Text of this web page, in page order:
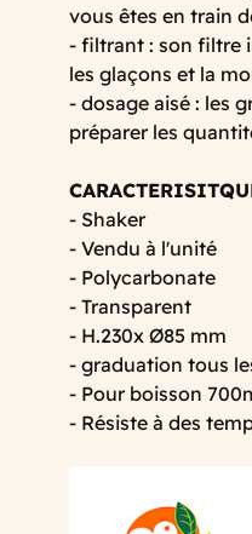
vous êtes en train
- filtrant : son filtre
les glaçons et la
- dosage aisé : les
préparer les
- Shaker
- Vendu à l'unité
- Polycarbonate
- Transparent
- H.230x Ø85 mm
- graduation tous
- Pour boisson
- Résiste à des